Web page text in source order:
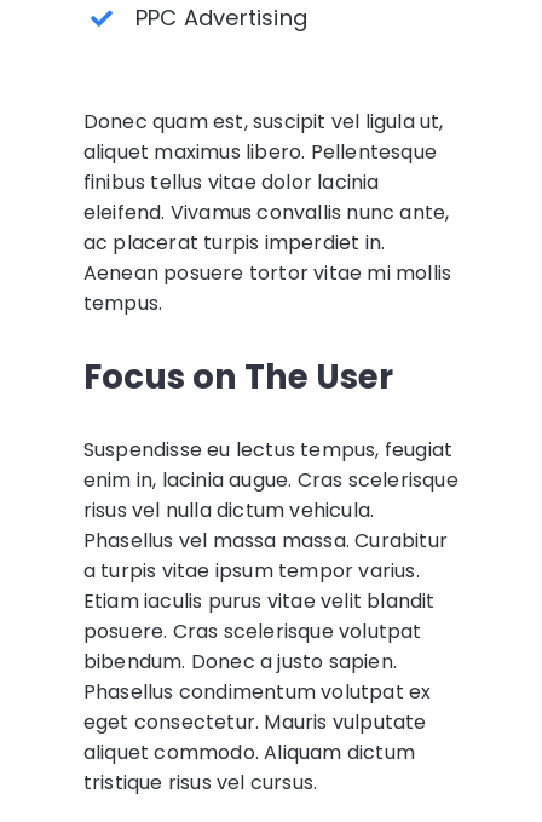
PPC Advertising
Donec quam est, suscipit vel ligula ut,
aliquet maximus libero. Pellentesque
finibus tellus vitae dolor lacinia
eleifend. Vivamus convallis nunc ante,
ac placerat turpis imperdiet in.
Aenean posuere tortor vitae mi mollis
tempus.
Focus on The User
Suspendisse eu lectus tempus, feugiat
enim in, lacinia augue. Cras scelerisque
risus vel nulla dictum vehicula.
Phasellus vel massa massa. Curabitur
a turpis vitae ipsum tempor varius.
Etiam iaculis purus vitae velit blandit
posuere. Cras scelerisque volutpat
bibendum. Donec a justo sapien.
Phasellus condimentum volutpat ex
eget consectetur. Mauris vulputate
aliquet commodo. Aliquam dictum
tristique risus vel cursus.